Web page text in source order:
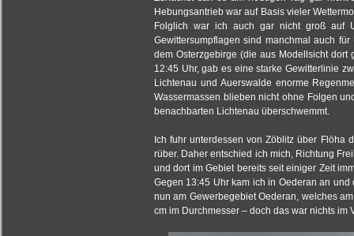
Hebungsantrieb war auf Basis vieler
Folglich war ich auch gar nicht groß auf
Gewittersumpflagen sind manchmal auch
dem Osterzgebirge (die aus Modellsicht
12:45 Uhr, gab es eine starke Gewitterlinie
Lichtenau und Auerswalde enorme
Wassermassen blieben nicht ohne Folgen
benachbarten Lichtenau überschwemmt.
Ich fuhr unterdessen von Zöblitz über Flöha
rüber. Daher entschied ich mich, Richtung
und dort im Gebiet bereits seit einiger Zeit
Gegen 13:45 Uhr kam ich in Oederan an
nun am Gewerbegebiet Oederan, welches
cm im Durchmesser – doch das war nichts im